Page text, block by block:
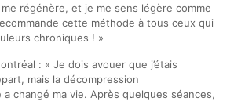
régénère, et je me sens légère comme
cette méthode à tous ceux qui
chroniques ! »
: « Je dois avouer que j’étais
mais la décompression
changé ma vie. Après quelques séances,